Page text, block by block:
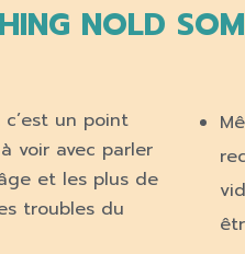
NOLD
un point
voir avec parler
et les plus de
troubles du